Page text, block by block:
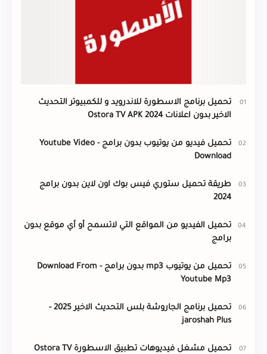
تحميل برنامج الاسطورة للاندرويد و للكمبيوتر التحديث
الاخير بدون اعلانات Ostora TV APK 2024
تحميل فيديو من يوتيوب بدون برامج - Youtube Video
Download
طريقة تحميل ستوري فيس بوك اون لاين بدون برامج
2024
تحميل الفيديو من المواقع التي لاتسمح أو أي موقع بدون
برامج
تحميل من يوتيوب mp3 بدون برامج - Download From
Youtube Mp3
تحميل برنامج الجاروشة بلس التحديث الاخير 2025 -
jaroshah Plus
تحميل مشغل فيديوهات تطبيق الاسطورة Ostora TV